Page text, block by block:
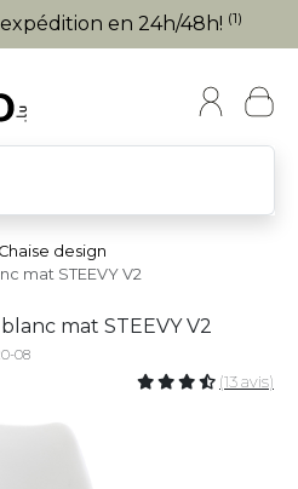
en 24h/48h! (1)
Chaise design
mat STEEVY V2
mat STEEVY V2
08
(13 avis)